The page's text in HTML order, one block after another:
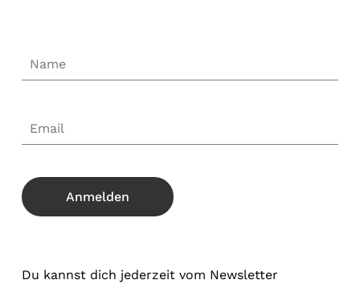
Du kannst dich jederzeit vom Newsletter